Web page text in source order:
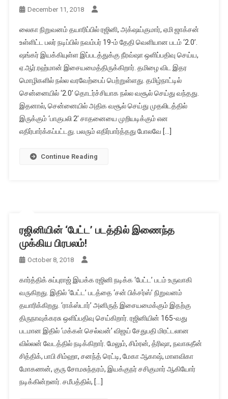
December 11, 2018
லைகா நிறுவனம் தயாரிப்பில் ரஜினி, அக்‌ஷய்குமார், ஏமி ஜாக்சன்
உள்ளிட்ட பலர் நடிப்பில் நவம்பர் 19-ம் தேதி வெளியான படம் ‘2.0’.
ஷங்கர் இயக்கியுள்ள இப்படத்துக்கு நீரவ்ஷா ஒளிப்பதிவு செய்ய,
ஏ.ஆர்.ரஹ்மான் இசையமைத்திருக்கிறார். தமிழை விட இதர
மொழிகளில் நல்ல வரவேற்பைப் பெற்றுள்ளது. தமிழ்நாட்டில்
சென்னையில் ‘2.0’ தொடர்ச்சியாக நல்ல வசூல் செய்து வந்தது.
இதனால், சென்னையில் அதிக வசூல் செய்து முதலிடத்தில்
இருக்கும் ‘பாகுபலி 2’ சாதனையை முறியடிக்கும் என
எதிர்பார்க்கப்பட்டது. பலரும் எதிர்பார்த்தது போலவே […]
Continue Reading
ரஜினியின் ‘பேட்ட’ படத்தில் இணைந்த
முக்கிய பிரபலம்!
October 8, 2018
கார்த்திக் சுப்புராஜ் இயக்க ரஜினி நடிக்க ‘பேட்ட’ படம் உருவாகி
வருகிறது. இதில் ‘பேட்ட’ படத்தை ‘சன் பிக்சர்ஸ்’ நிறுவனம்
தயாரிக்கிறது. ‘ராக்ஸ்டார்’ அனிருத் இசையமைக்கும் இதற்கு
திருநாவுக்கரசு ஒளிப்பதிவு செய்கிறார். ரஜினியின் 165-வது
படமான இதில் ‘மக்கள் செல்வன்’ விஜய் சேதுபதி மிரட்டலான
வில்லன் வேடத்தில் நடிக்கிறார். மேலும், சிம்ரன், த்ரிஷா, நவாசுதீன்
சித்திக், பாபி சிம்ஹா, சனந்த் ரெட்டி, மேகா ஆகாஷ், மாளவிகா
மோகணன், குரு சோமசுந்தரம், இயக்குநர் சசிகுமார் ஆகியோர்
நடிக்கின்றனர். சமீபத்தில், […]